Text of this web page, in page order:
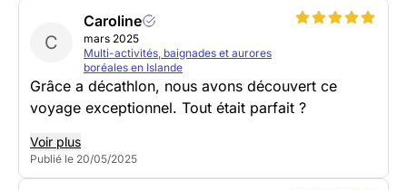
C
Caroline
mars 2025
Multi-activités, baignades et aurores
boréales en Islande
Grâce a décathlon, nous avons découvert ce
voyage exceptionnel. Tout était parfait ?
Voir plus
Publié le 20/05/2025